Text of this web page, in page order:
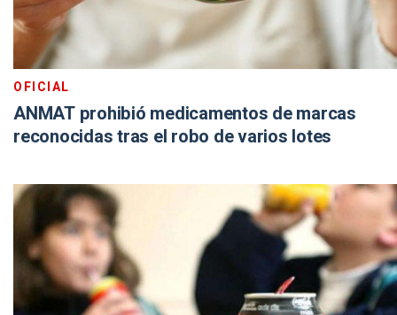
OFICIAL
ANMAT prohibió medicamentos de marcas
reconocidas tras el robo de varios lotes